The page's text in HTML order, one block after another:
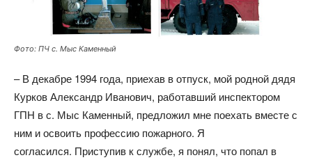
Фото: ПЧ с. Мыс Каменный
– В декабре 1994 года, приехав в отпуск, мой родной дядя
Курков Александр Иванович, работавший инспектором
ГПН в с. Мыс Каменный, предложил мне поехать вместе с
ним и освоить профессию пожарного. Я
согласился. Приступив к службе, я понял, что попал в